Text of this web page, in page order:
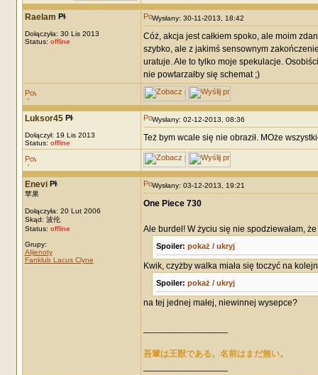
Raelam
Dołączyła: 30 Lis 2013
Status: offline
Wysłany: 30-11-2013, 18:42
Cóż, akcja jest całkiem spoko, ale moim
szybko, ale z jakimś sensownym
uratuje. Ale to tylko moje spekulacje.
nie powtarzałby się schemat ;)
Luksor45
Dołączył: 19 Lis 2013
Status: offline
Wysłany: 02-12-2013, 08:36
Też bym wcale się nie obraził. MOże
Enevi
苹果
Dołączyła: 20 Lut 2006
Skąd: 波伦
Status: offline
Grupy:
Alijenoty
Fanklub Lacus Clyne
Wysłany: 03-12-2013, 19:21
One Piece 730
Ale burdel! W życiu się nie spodziewałam,
Spoiler: pokaż / ukryj
Kwik, czyżby walka miała się toczyć na
Spoiler: pokaż / ukryj
na tej jednej małej, niewinnej wysepce?
吾輩は王獣である。名前はまだ無い。